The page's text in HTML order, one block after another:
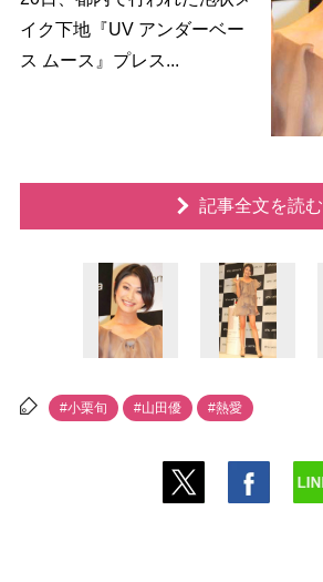
イク下地『UV アンダーベー
ス ムース』プレス...
記事全文を読む
#小栗旬 #山田優 #熱愛